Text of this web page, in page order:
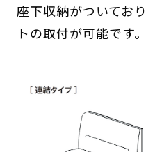
座下収納がついてお
トの取付が可能です。